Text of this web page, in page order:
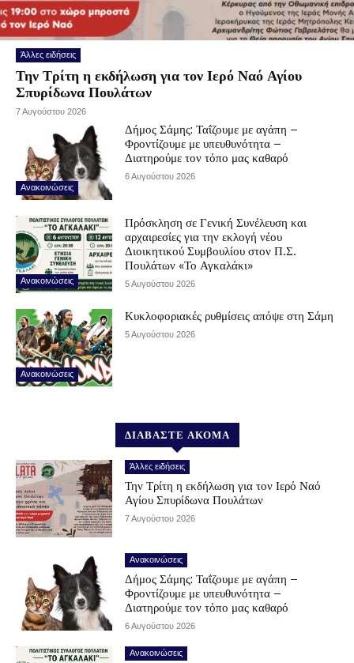
Άλλες ειδήσεις
Την Τρίτη η εκδήλωση για τον Ιερό Ναό Αγίου
Σπυρίδωνα Πουλάτων
7 Αυγούστου 2026
Ανακοινώσεις
Δήμος Σάμης: Ταΐζουμε με αγάπη –
Φροντίζουμε με υπευθυνότητα –
Διατηρούμε τον τόπο μας καθαρό
6 Αυγούστου 2026
Ανακοινώσεις
Πρόσκληση σε Γενική Συνέλευση και
αρχαιρεσίες για την εκλογή νέου
Διοικητικού Συμβουλίου στον Π.Σ.
Πουλάτων «Το Αγκαλάκι»
5 Αυγούστου 2026
Ανακοινώσεις
Κυκλοφοριακές ρυθμίσεις απόψε στη Σάμη
5 Αυγούστου 2026
ΔΙΑΒΑΣΤΕ ΑΚΟΜΑ
Άλλες ειδήσεις
Την Τρίτη η εκδήλωση για τον Ιερό Ναό
Αγίου Σπυρίδωνα Πουλάτων
7 Αυγούστου 2026
Ανακοινώσεις
Δήμος Σάμης: Ταΐζουμε με αγάπη –
Φροντίζουμε με υπευθυνότητα –
Διατηρούμε τον τόπο μας καθαρό
6 Αυγούστου 2026
Ανακοινώσεις